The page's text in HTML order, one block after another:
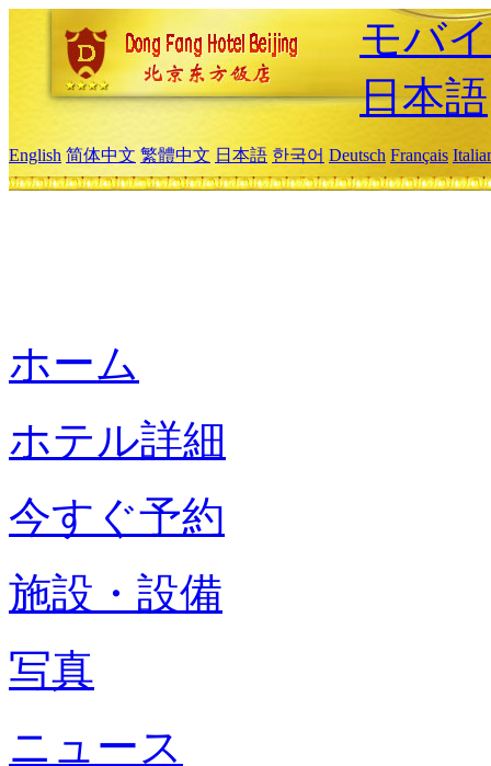
モバ
日本語
English 简体中文 繁體中文 日本語 한국어 Deutsch Français
ホーム
ホテル詳細
今すぐ予約
施設・設備
写真
ニュース